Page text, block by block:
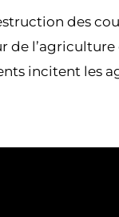
des
de
incitent les